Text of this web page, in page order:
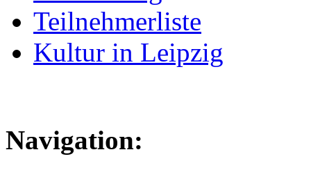
Teilnehmerliste
Kultur in Leipzig
Navigation: